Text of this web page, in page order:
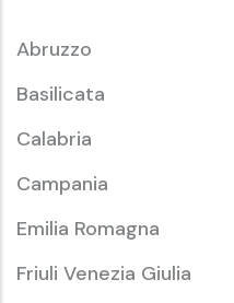
Abruzzo
Basilicata
Calabria
Campania
Emilia Romagna
Friuli Venezia Giulia